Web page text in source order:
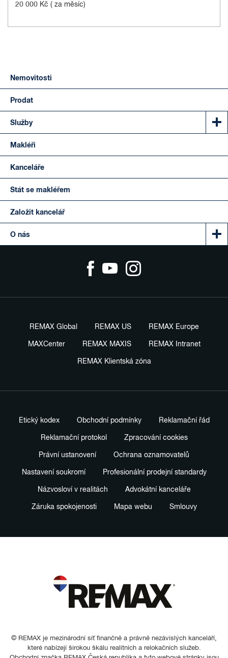
20 000 Kč ( za měsíc)
Nemovitosti
Prodat
Služby
Makléři
Kanceláře
Stát se makléřem
Založit kancelář
O nás
REMAX Global REMAX US REMAX Europe
MAXCenter REMAX MAXIS REMAX Intranet
REMAX Klientská zóna
Etický kodex Obchodní podmínky Reklamační řád
Reklamační protokol Zpracování cookies
Právní ustanovení Ochrana oznamovatelů
Nastavení soukromí Profesionální prodejní standardy
Názvosloví v realitách Advokátní kanceláře
Záruka spokojenosti Mapa webu Smlouvy
© REMAX je mezinárodní síť finančně a právně nezávislých kanceláří,
které nabízejí širokou škálu realitních a relokačních služeb.